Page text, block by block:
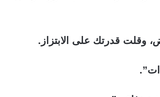
وقلت قدرتك على الابتزاز.